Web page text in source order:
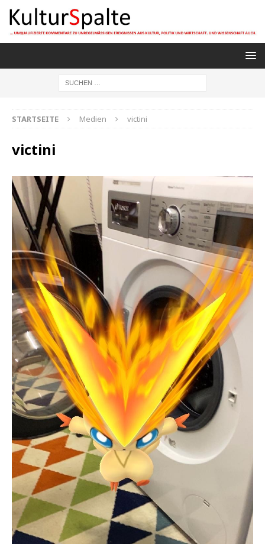
STARTSEITE Medien victini
victini